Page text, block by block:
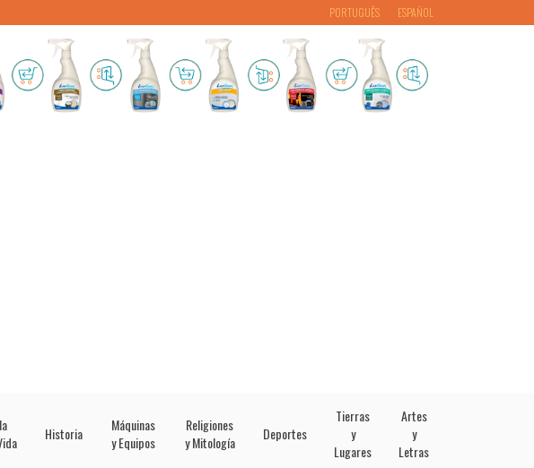
PORTUGUÊS ESPAÑOL
Historia
Máquinas
y Equipos
Religiones
y Mitología
Deportes
Tierras
y
Lugares
Artes
y
Letras